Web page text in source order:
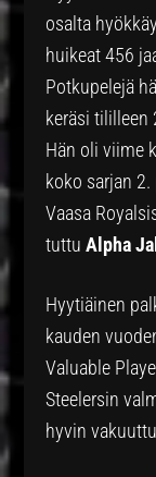
osalta
huikeat 456
Potkupelejä
keräsi tililleen
Hän oli viime
koko sarjan 2.
Vaasa
tuttuAlpha
Hyytiäinen
kauden
Valuable
Steelersin
hyvin